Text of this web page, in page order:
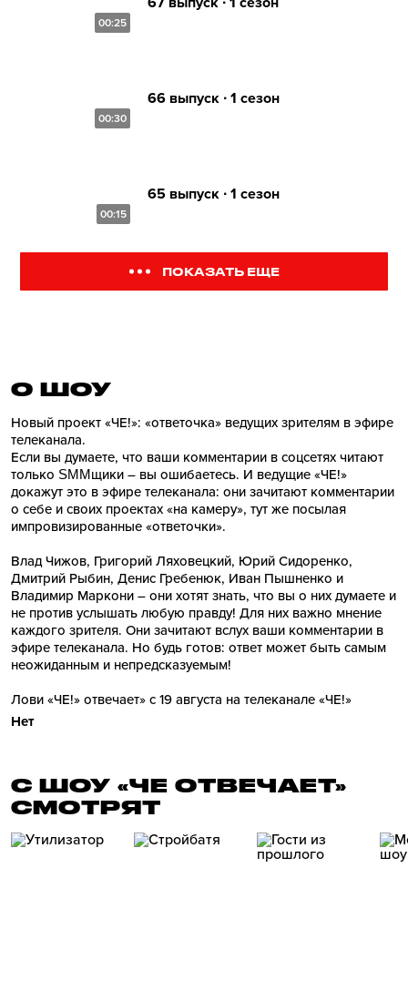
00:25
00:30
66 выпуск ∙ 1 сезон
00:15
65 выпуск ∙ 1 сезон
ПОКАЗАТЬ ЕЩЕ
О ШОУ
Новый проект «ЧЕ!»: «ответочка» ведущих зрителям в эфире
телеканала.
Если вы думаете, что ваши комментарии в соцсетях читают
только SMMщики – вы ошибаетесь. И ведущие «ЧЕ!»
докажут это в эфире телеканала: они зачитают комментарии
о себе и своих проектах «на камеру», тут же посылая
импровизированные «ответочки».
Влад Чижов, Григорий Ляховецкий, Юрий Сидоренко,
Дмитрий Рыбин, Денис Гребенюк, Иван Пышненко и
Владимир Маркони – они хотят знать, что вы о них думаете и
не против услышать любую правду! Для них важно мнение
каждого зрителя. Они зачитают вслух ваши комментарии в
эфире телеканала. Но будь готов: ответ может быть самым
неожиданным и непредсказуемым!
Лови «ЧЕ!» отвечает» с 19 августа на телеканале «ЧЕ!»
Нет
С ШОУ «ЧЕ ОТВЕЧАЕТ»
СМОТРЯТ